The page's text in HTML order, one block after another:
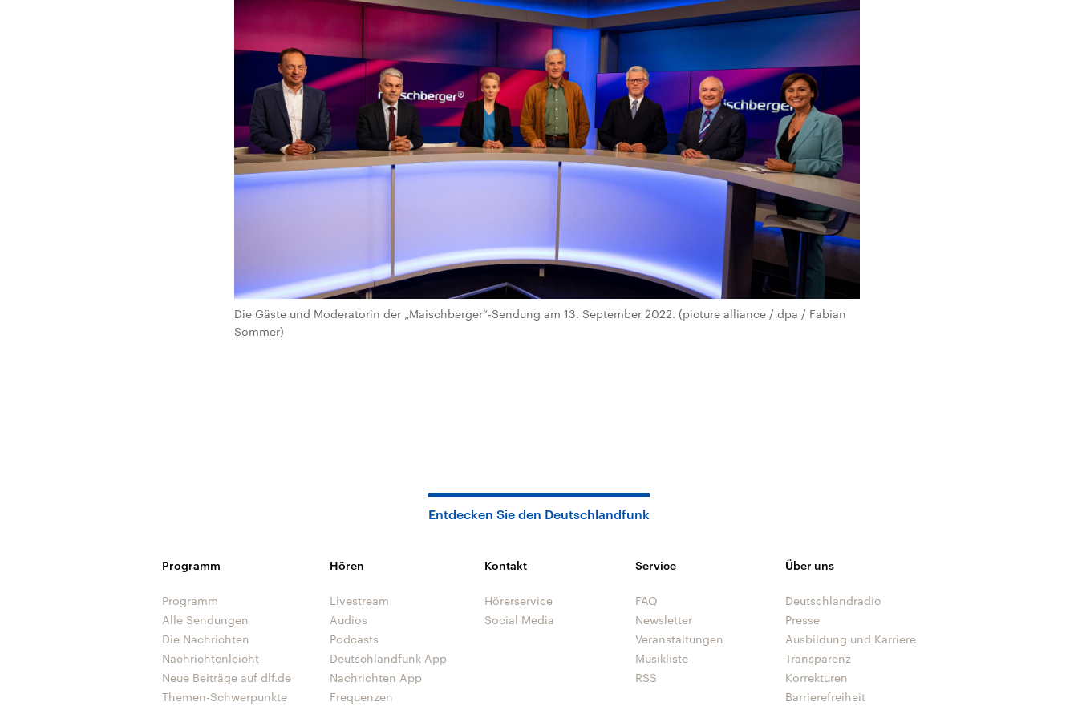
Die Gäste und Moderatorin der „Maischberger“-Sendung am 13. September 2022. (picture alliance / dpa / Fabian
Sommer)
Entdecken Sie den Deutschlandfunk
Programm
Programm
Alle Sendungen
Die Nachrichten
Nachrichtenleicht
Neue Beiträge auf dlf.de
Themen-Schwerpunkte
Hören
Livestream
Audios
Podcasts
Deutschlandfunk App
Nachrichten App
Frequenzen
Kontakt
Hörerservice
Social Media
Service
FAQ
Newsletter
Veranstaltungen
Musikliste
RSS
Über uns
Deutschlandradio
Presse
Ausbildung und Karriere
Transparenz
Korrekturen
Barrierefreiheit